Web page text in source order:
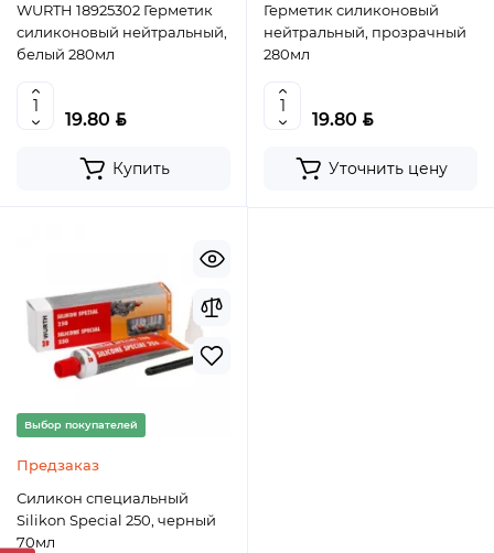
WURTH 18925302 Герметик
силиконовый нейтральный,
белый 280мл
19.80 BYN
Купить
Герметик силиконовый
нейтральный, прозрачный
280мл
19.80 BYN
Уточнить цену
Выбор покупателей
Предзаказ
Силикон специальный
Silikon Special 250, черный
70мл